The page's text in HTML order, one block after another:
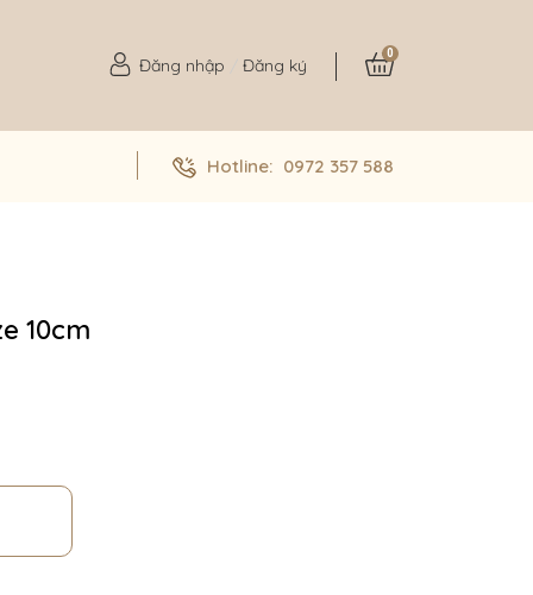
Đăng nhập Đăng ký
0
Hotline: 0972 357 588
10cm